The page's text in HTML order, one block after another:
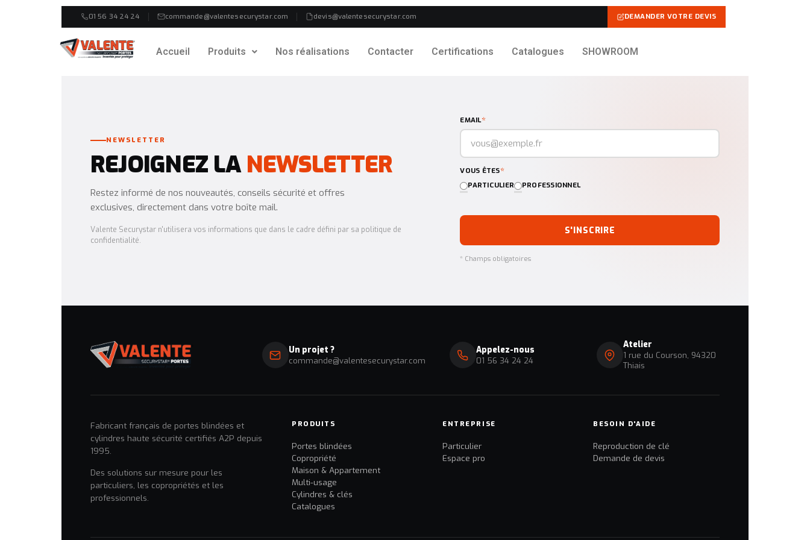
01 56 34 24 24 commande@valentesecurystar.com devis@valentesecurystar.com DEMANDER VOTRE DEVIS
Accueil Produits Nos réalisations Contacter Certifications Catalogues SHOWROOM
NEWSLETTER
REJOIGNEZ LANEWSLETTER
Restez informé de nos nouveautés, conseils sécurité et offres
exclusives, directement dans votre boîte mail.
Valente Securystar n'utilisera vos informations que dans le cadre défini par sa politique de
confidentialité.
EMAIL*
VOUS ÊTES*
PARTICULIER PROFESSIONNEL
S'INSCRIRE
* Champs obligatoires
Un projet ?
commande@valentesecurystar.com
Appelez-nous
01 56 34 24 24
Atelier
1 rue du Courson, 94320
Thiais
Fabricant français de portes blindées et
cylindres haute sécurité certifiés A2P depuis
1995.
Des solutions sur mesure pour les
particuliers, les copropriétés et les
professionnels.
PRODUITS
Portes blindées
Copropriété
Maison & Appartement
Multi-usage
Cylindres & clés
Catalogues
ENTREPRISE
Particulier
Espace pro
BESOIN D'AIDE
Reproduction de clé
Demande de devis